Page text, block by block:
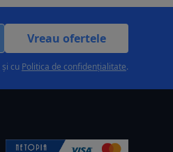
Vreau ofertele
și cu Politica de confidențialitate.